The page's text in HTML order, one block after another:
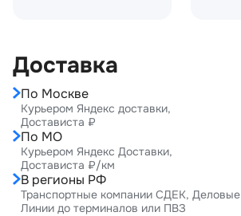
Доставка
По Москве
Курьером Яндекс доставки,
Достависта ₽
По МО
Курьером Яндекс Доставки,
Достависта ₽/км
В регионы РФ
Транспортные компании СДЕК, Деловые
Линии до терминалов или ПВЗ